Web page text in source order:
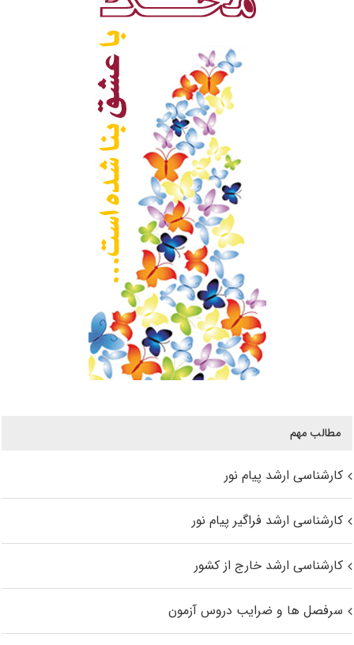
مطالب مهم
کارشناسی ارشد پیام نور
کارشناسی ارشد فراگیر پیام نور
کارشناسی ارشد خارج از کشور
سرفصل ها و ضرایب دروس آزمون